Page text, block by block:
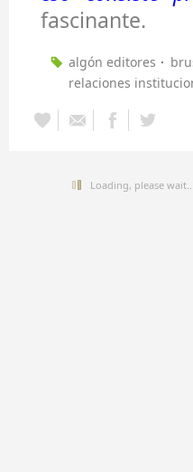
fascinante.
algón editores
relaciones
Loading, please wait...